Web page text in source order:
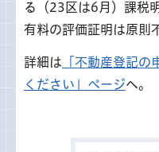
る（23区は6月）課税
有料の評価証明は原則
詳細は 「不動産登記の
ください」ページへ。